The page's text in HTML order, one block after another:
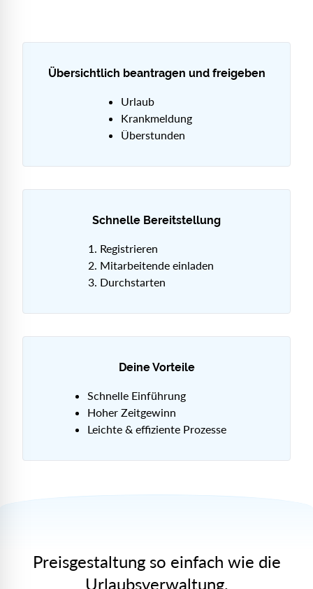
Übersichtlich beantragen und freigeben
Urlaub
Krankmeldung
Überstunden
Schnelle Bereitstellung
Registrieren
Mitarbeitende einladen
Durchstarten
Deine Vorteile
Schnelle Einführung
Hoher Zeitgewinn
Leichte & effiziente Prozesse
Preisgestaltung so einfach wie die
Urlaubsverwaltung.